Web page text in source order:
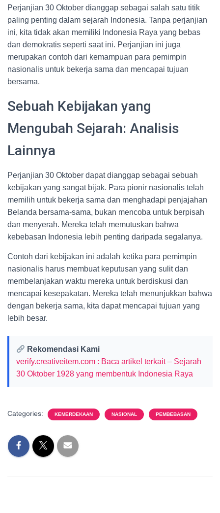
Perjanjian 30 Oktober dianggap sebagai salah satu titik
paling penting dalam sejarah Indonesia. Tanpa perjanjian
ini, kita tidak akan memiliki Indonesia Raya yang bebas
dan demokratis seperti saat ini. Perjanjian ini juga
merupakan contoh dari kemampuan para pemimpin
nasionalis untuk bekerja sama dan mencapai tujuan
bersama.
Sebuah Kebijakan yang
Mengubah Sejarah: Analisis
Lainnya
Perjanjian 30 Oktober dapat dianggap sebagai sebuah
kebijakan yang sangat bijak. Para pionir nasionalis telah
memilih untuk bekerja sama dan menghadapi penjajahan
Belanda bersama-sama, bukan mencoba untuk berpisah
dan menyerah. Mereka telah memutuskan bahwa
kebebasan Indonesia lebih penting daripada segalanya.
Contoh dari kebijakan ini adalah ketika para pemimpin
nasionalis harus membuat keputusan yang sulit dan
membelanjakan waktu mereka untuk berdiskusi dan
mencapai kesepakatan. Mereka telah menunjukkan bahwa
dengan bekerja sama, kita dapat mencapai tujuan yang
lebih besar.
Rekomendasi Kami
verify.creativeitem.com : Baca artikel terkait – Sejarah
30 Oktober 1928 yang membentuk Indonesia Raya
Categories: KEMERDEKAAN NASIONAL PEMBEBASAN